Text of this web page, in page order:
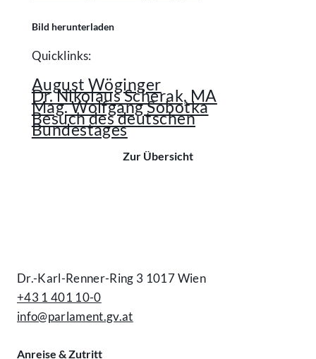
Bild herunterladen
Quicklinks:
August Wöginger
Dr. Nikolaus Scherak, MA
Mag. Wolfgang Sobotka
Besuch des deutschen
Bundestages
Zur Übersicht
Dr.-Karl-Renner-Ring 3 1017 Wien
+43 1 401 10-0
info@parlament.gv.at
Anreise & Zutritt